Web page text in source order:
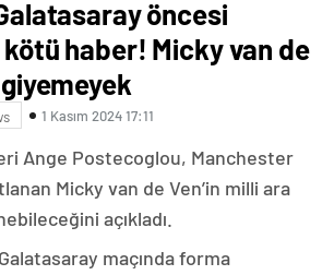
öncesi
kötü haber! Micky van de
1 Kasım 2024 17:11
Ange Postecoglou, Manchester
Micky van de Ven’in milli ara
açıkladı.
maçında forma